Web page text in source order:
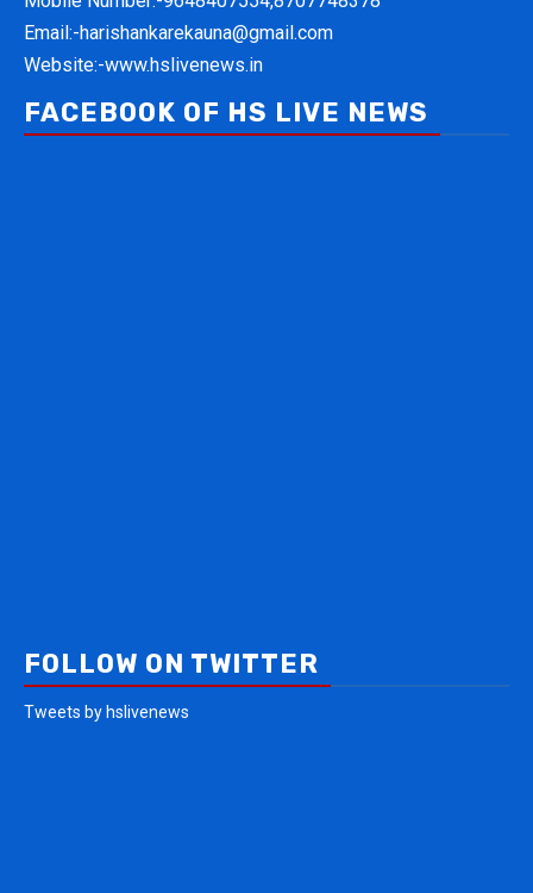
Email:-harishankarekauna@gmail.com
Website:-www.hslivenews.in
FACEBOOK OF HS LIVE NEWS
FOLLOW ON TWITTER
Tweets by hslivenews